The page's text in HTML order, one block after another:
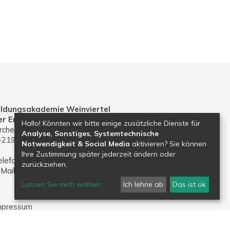
Weinviertel
Erzdiözese Wien
1
Gaweinstal
02574 30203
Hallo! Könnten wir bitte einige zusätzliche Dienste für
Analyse, Sonstiges, Systemtechnische
Notwendigkeit & Social Media aktivieren? Sie können
Ihre Zustimmung später jederzeit ändern oder
zurückziehen.
Lassen Sie mich wählen... Ich lehne ab Das ist ok